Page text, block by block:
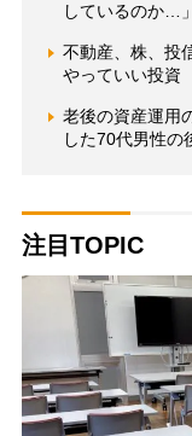
しているのか…」
不動産、株、投
やっていい投資
老後の資産運用
した70代男性の
注目TOPIC